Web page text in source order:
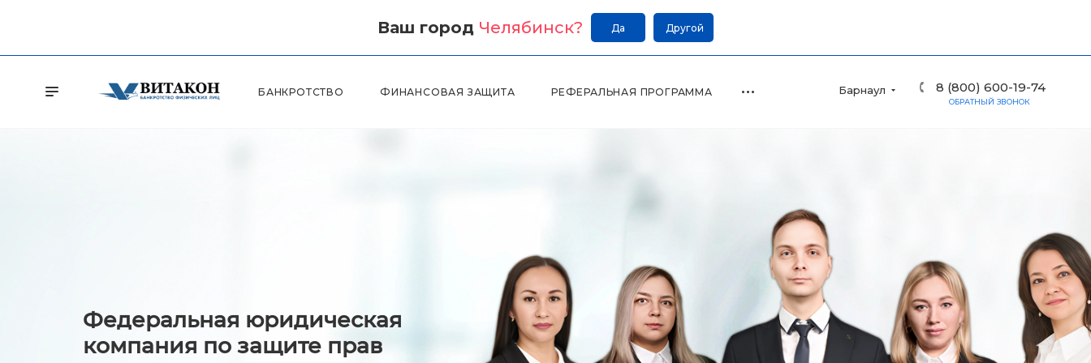
Ваш город Челябинск? Да Другой
Барнаул 8 (800) 600-19-74
БАНКРОТСТВО ФИНАНСОВАЯ ЗАЩИТА РЕФЕРАЛЬНАЯ ПРОГРАММА
ОБРАТНЫЙ ЗВОНОК
Федеральная юридическая
компания по защите прав